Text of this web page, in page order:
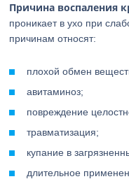
Причина воспаления
проникает в ухо при
причинам относят:
плохой обмен
авитаминоз;
повреждение
травматизация;
купание в
длительное